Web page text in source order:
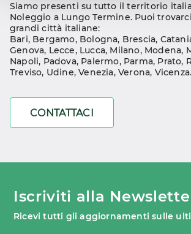
Siamo presenti su tutto il territorio
Noleggio a Lungo Termine. Puoi
grandi città italiane:
Bari, Bergamo, Bologna, Brescia,
Genova, Lecce, Lucca, Milano, Modena,
Napoli, Padova, Palermo, Parma, Prato,
Treviso, Udine, Venezia, Verona, Vicenza.
CONTATTACI
Iscriviti alla
Ricevi tutti gli aggiornamenti sulle